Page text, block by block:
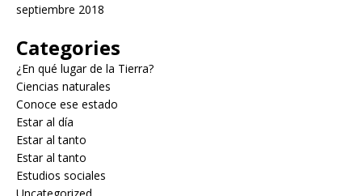
septiembre 2018
Categories
¿En qué lugar de la Tierra?
Ciencias naturales
Conoce ese estado
Estar al día
Estar al tanto
Estar al tanto
Estudios sociales